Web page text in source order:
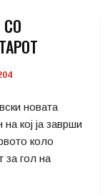
СО
новата
кој ја заврши
коло
за гол на